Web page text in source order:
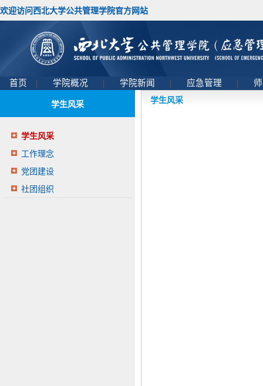
欢迎访问西北大学公共管理学院官方网站
首页 | 学院概况 | 学院新闻 | 应急管理 |
学生风采
学生风采
工作理念
党团建设
社团组织
学生风采